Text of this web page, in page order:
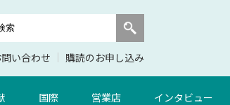
問い合わせ 購読のお申し込み
国際 営業店 インタビュー